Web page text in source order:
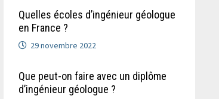
Quelles écoles d’ingénieur géologue
en France ?
29 novembre 2022
Que peut-on faire avec un diplôme
d’ingénieur géologue ?